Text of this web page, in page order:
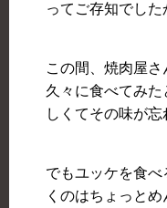
ってご存知でした
この間、焼肉屋
久々に食べてみ
しくてその味が忘
でもユッケを食
くのはちょっとめ